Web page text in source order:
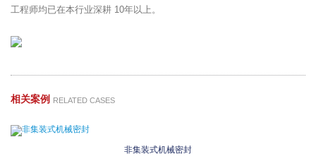
工程师均已在本行业深耕 10年以上。
相关案例 RELATED CASES
非集装式机械密封